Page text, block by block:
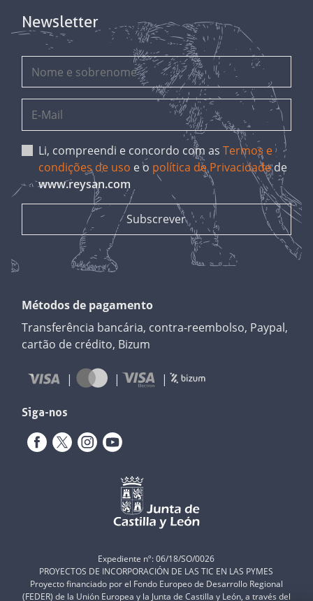
Newsletter
Li, compreendi e concordo com asTermos e
condições de uso e o política de Privacidadede
www.reysan.com
Métodos de pagamento
Transferência bancária, contra-reembolso, Paypal,
cartão de crédito, Bizum
Siga-nos
Expediente nº: 06/18/SO/0026
PROYECTOS DE INCORPORACIÓN DE LAS TIC EN LAS PYMES
Proyecto financiado por el Fondo Europeo de Desarrollo Regional
(FEDER) de la Unión Europea y la Junta de Castilla y León, a través del